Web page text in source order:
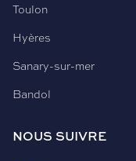
Toulon
Hyères
Sanary-sur-mer
Bandol
NOUS SUIVRE